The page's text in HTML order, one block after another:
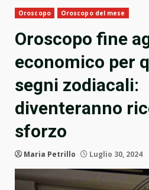
Oroscopo Oroscopo del mese
Oroscopo fine
economico per
segni zodiacali:
diventeranno
sforzo
Maria Petrillo Luglio 30, 2024